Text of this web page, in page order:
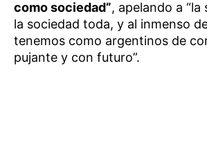
como sociedad”, apelando a
la sociedad toda, y al inmenso
tenemos como argentinos de
pujante y con futuro”.